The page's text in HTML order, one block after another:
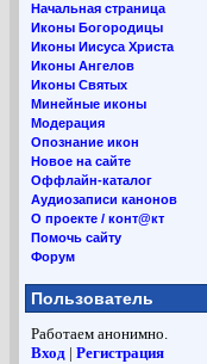
Начальная страница
Иконы Богородицы
Иконы Иисуса Христа
Иконы Ангелов
Иконы Святых
Минейные иконы
Модерация
Опознание икон
Новое на сайте
Оффлайн-каталог
Аудиозаписи канонов
О проекте / конт@кт
Помочь сайту
Форум
Пользователь
Работаем анонимно.
Вход | Регистрация